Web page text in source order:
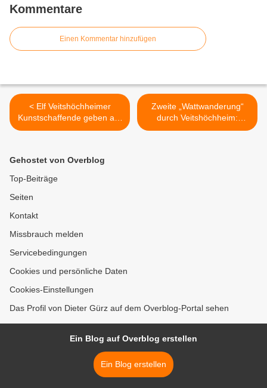
Kommentare
Einen Kommentar hinzufügen
< Elf Veitshöchheimer
Kunstschaffende geben am
10. und 11. Mai 2025 bei
künstlerisches Schaffen
Zweite „Wattwanderung“
durch Veitshöchheim:
Gemeinde präsentiert
Gehostet von Overblog
Top-Beiträge
Seiten
Kontakt
Missbrauch melden
Servicebedingungen
Cookies und persönliche Daten
Cookies-Einstellungen
Das Profil von Dieter Gürz auf dem Overblog-Portal sehen
Ein Blog auf Overblog erstellen
Ein Blog erstellen